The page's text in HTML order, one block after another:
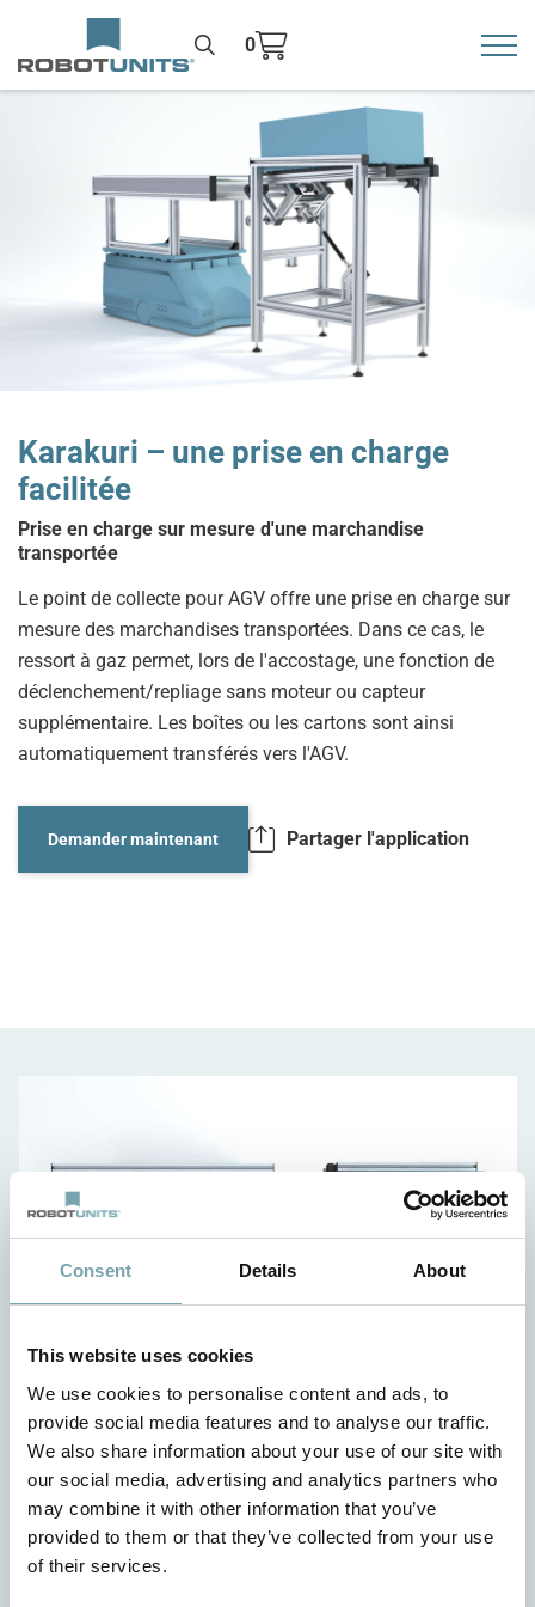
Consent Details About
This website uses cookies
We use cookies to personalise content and ads, to
provide social media features and to analyse our traffic.
We also share information about your use of our site with
our social media, advertising and analytics partners who
may combine it with other information that you’ve
provided to them or that they’ve collected from your use
of their services.
0
Karakuri – une prise en charge
facilitée
Prise en charge sur mesure d'une marchandise
transportée
Le point de collecte pour AGV offre une prise en charge sur
mesure des marchandises transportées. Dans ce cas, le
ressort à gaz permet, lors de l'accostage, une fonction de
déclenchement/repliage sans moteur ou capteur
supplémentaire. Les boîtes ou les cartons sont ainsi
automatiquement transférés vers l'AGV.
Demander maintenant Partager l'application
Vos avantages
pas de moteur/pas de contrôle grâce à la solution
Karakuri
délai de livraison d'environ 2 semaines grâce à un